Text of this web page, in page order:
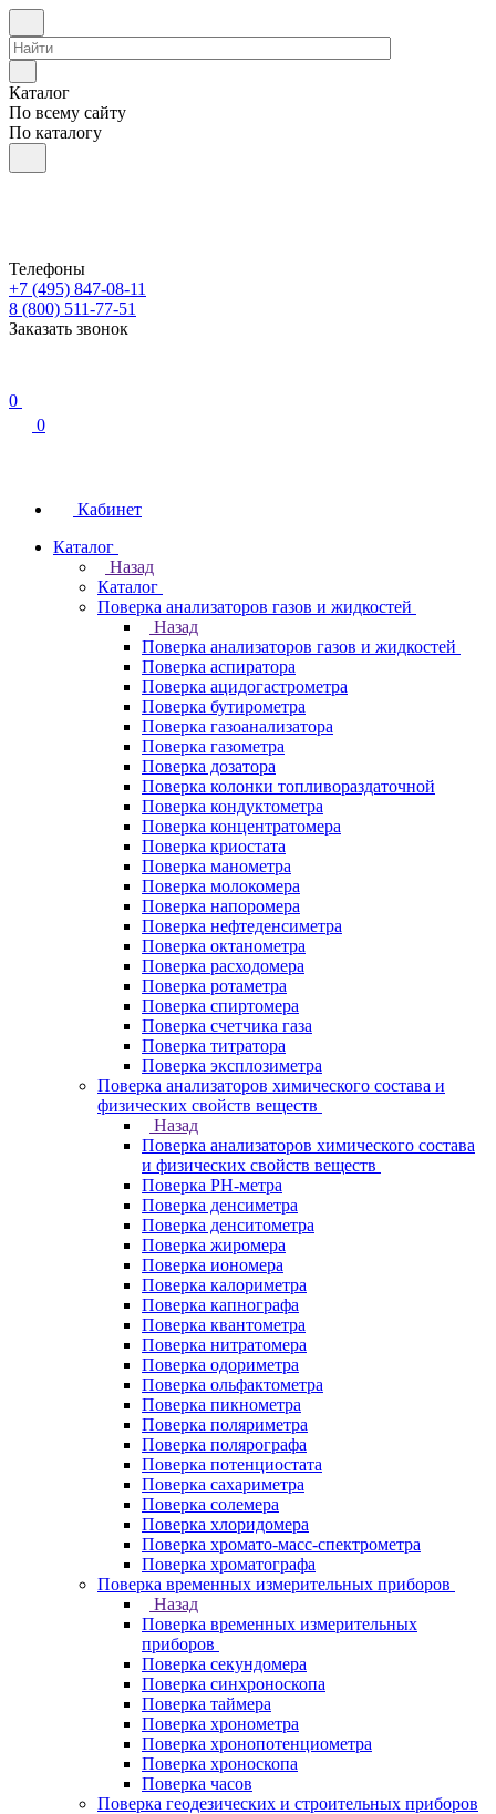
Каталог
По всему сайту
По каталогу
Телефоны
+7 (495) 847-08-11
8 (800) 511-77-51
Заказать звонок
0
0
Кабинет
Каталог
Назад
Каталог
Поверка анализаторов газов и жидкостей
Назад
Поверка анализаторов газов и жидкостей
Поверка аспиратора
Поверка ацидогастрометра
Поверка бутирометра
Поверка газоанализатора
Поверка газометра
Поверка дозатора
Поверка колонки топливораздаточной
Поверка кондуктометра
Поверка концентратомера
Поверка криостата
Поверка манометра
Поверка молокомера
Поверка напоромера
Поверка нефтеденсиметра
Поверка октанометра
Поверка расходомера
Поверка ротаметра
Поверка спиртомера
Поверка счетчика газа
Поверка титратора
Поверка эксплозиметра
Поверка анализаторов химического состава и
физических свойств веществ
Назад
Поверка анализаторов химического состава
и физических свойств веществ
Поверка PH-метра
Поверка денсиметра
Поверка денситометра
Поверка жиромера
Поверка иономера
Поверка калориметра
Поверка капнографа
Поверка квантометра
Поверка нитратомера
Поверка одориметра
Поверка ольфактометра
Поверка пикнометра
Поверка поляриметра
Поверка полярографа
Поверка потенциостата
Поверка сахариметра
Поверка солемера
Поверка хлоридомера
Поверка хромато-масс-спектрометра
Поверка хроматографа
Поверка временных измерительных приборов
Назад
Поверка временных измерительных
приборов
Поверка секундомера
Поверка синхроноскопа
Поверка таймера
Поверка хронометра
Поверка хронопотенциометра
Поверка хроноскопа
Поверка часов
Поверка геодезических и строительных приборов